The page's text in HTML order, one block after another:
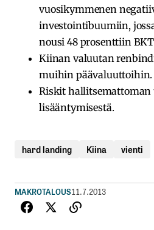
vuosikymmenen
investointibuumiin,
nousi 48 prosenttiin
Kiinan valuutan
muihin päävaluuttoihin.
Riskit
lisääntymisestä.
hard landing Kiina vienti
MAKROTALOUS11.7.2013